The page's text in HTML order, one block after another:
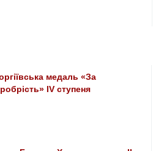
медаль «За
IV ступеня